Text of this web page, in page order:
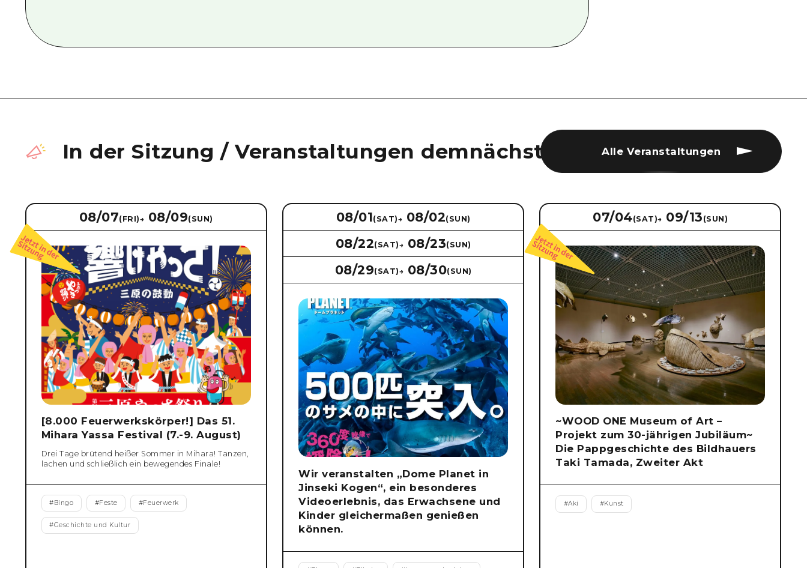
In der Sitzung /Veranstaltungen demnächst Alle Veranstaltungen
08/07(FRI)→ 08/09(SUN)
[8.000 Feuerwerkskörper!] Das 51.
Mihara Yassa Festival (7.-9. August)
Drei Tage brütend heißer Sommer in Mihara! Tanzen,
lachen und schließlich ein bewegendes Finale!
#Bingo #Feste #Feuerwerk
#Geschichte und Kultur
08/01(SAT)→ 08/02(SUN)
08/22(SAT)→ 08/23(SUN)
08/29(SAT)→ 08/30(SUN)
Wir veranstalten „Dome Planet in
Jinseki Kogen“, ein besonderes
Videoerlebnis, das Erwachsene und
Kinder gleichermaßen genießen
können.
07/04(SAT)→ 09/13 (SUN)
~WOOD ONE Museum of Art –
Projekt zum 30-jährigen Jubiläum~
Die Pappgeschichte des Bildhauers
Taki Tamada, Zweiter Akt
#Aki #Kunst